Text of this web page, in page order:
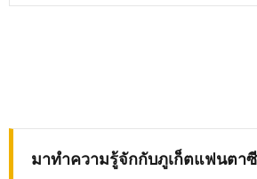
มาทำความรู้จักกับภูเก็ตแฟนตา